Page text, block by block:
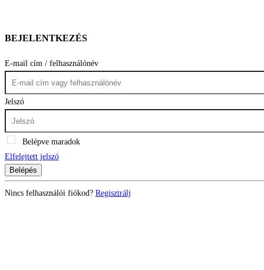
BEJELENTKEZÉS
E-mail cím / felhasználónév
Jelszó
Belépve maradok
Elfelejtett jelszó
Belépés
Nincs felhasználói fiókod? Regisztrálj